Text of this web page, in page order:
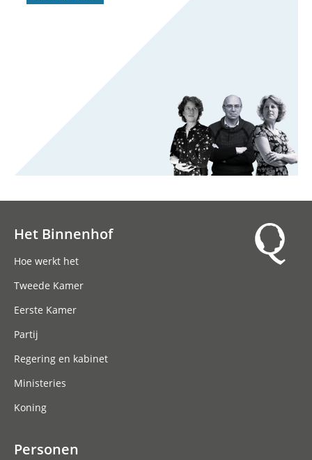
Het Binnenhof
Hoe werkt het
Tweede Kamer
Eerste Kamer
Partij
Regering en kabinet
Ministeries
Koning
Personen